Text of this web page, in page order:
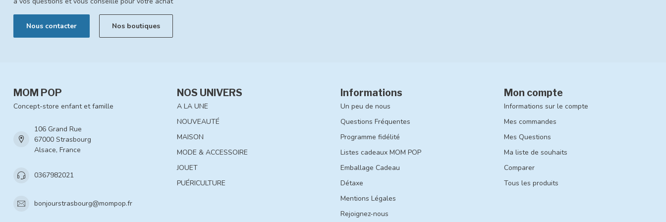
Nous contacter Nos boutiques
MOM POP
Concept-store enfant et famille
106 Grand Rue
67000 Strasbourg
Alsace, France
0367982021
bonjourstrasbourg@mompop.fr
NOS UNIVERS
A LA UNE
NOUVEAUTÉ
MAISON
MODE & ACCESSOIRE
JOUET
PUÉRICULTURE
Informations
Un peu de nous
Questions Fréquentes
Programme fidélité
Listes cadeaux MOM POP
Emballage Cadeau
Détaxe
Mentions Légales
Rejoignez-nous
Mon compte
Informations sur le compte
Mes commandes
Mes Questions
Ma liste de souhaits
Comparer
Tous les produits